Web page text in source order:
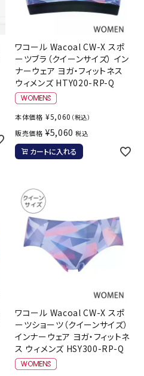
ワコール Wacoal CW-X スポ
ーツブラ（クイーンサイズ） イン
ナーウェア ヨガ・フィットネス
ウィメンズ HTY020-RP-Q
本体価格 ¥5,060 （税込）
販売価格 ¥5,060 税込
カートに入れる
ワコール Wacoal CW-X スポ
ーツショーツ（クイーンサイズ）
インナーウェア ヨガ・フィットネ
ス ウィメンズ HSY300-RP-Q